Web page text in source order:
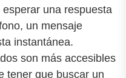
una respuesta
un mensaje
instantánea.
son más accesibles
tener que buscar un